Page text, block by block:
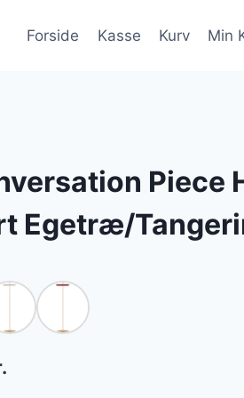
Forside Kasse Kurv Min
Piece
Egetræ/
Den